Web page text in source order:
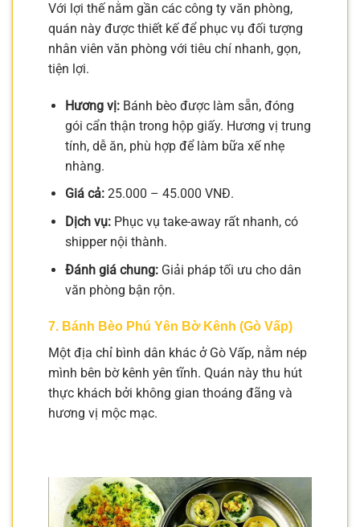
Với lợi thế nằm gần các công ty văn phòng,
quán này được thiết kế để phục vụ đối tượng
nhân viên văn phòng với tiêu chí nhanh, gọn,
tiện lợi.
Hương vị:Bánh bèo được làm sẵn, đóng
gói cẩn thận trong hộp giấy. Hương vị trung
tính, dễ ăn, phù hợp để làm bữa xế nhẹ
nhàng.
Giá cả:25.000 – 45.000 VNĐ.
Dịch vụ:Phục vụ take-away rất nhanh, có
shipper nội thành.
Đánh giá chung:Giải pháp tối ưu cho dân
văn phòng bận rộn.
7. Bánh Bèo Phú Yên Bờ Kênh (Gò Vấp)
Một địa chỉ bình dân khác ở Gò Vấp, nằm nép
mình bên bờ kênh yên tĩnh. Quán này thu hút
thực khách bởi không gian thoáng đãng và
hương vị mộc mạc.